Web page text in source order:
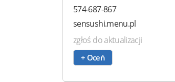
574-687-867
sensushi.menu.pl
zgłoś do aktualizacji
+ Oceń